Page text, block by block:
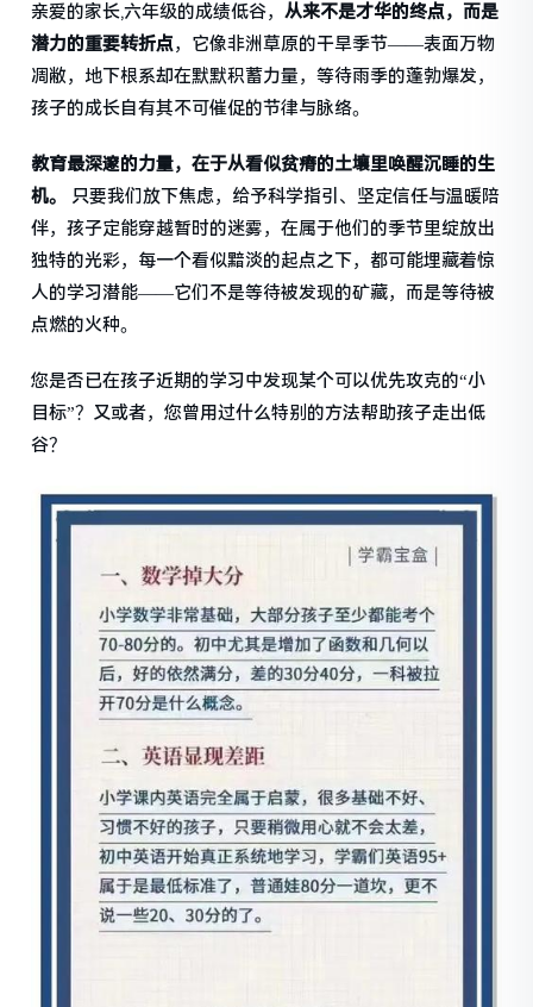
亲爱的家长,六年级的成绩低谷，从来不是才华的终点，而是
潜力的重要转折点，它像非洲草原的干旱季节——表面万物
凋敝，地下根系却在默默积蓄力量，等待雨季的蓬勃爆发，
孩子的成长自有其不可催促的节律与脉络。
教育最深邃的力量，在于从看似贫瘠的土壤里唤醒沉睡的生
机。
只要我们放下焦虑，给予科学指引、坚定信任与温暖陪
伴，孩子定能穿越暂时的迷雾，在属于他们的季节里绽放出
独特的光彩，每一个看似黯淡的起点之下，都可能埋藏着惊
人的学习潜能——它们不是等待被发现的矿藏，而是等待被
点燃的火种。
您是否已在孩子近期的学习中发现某个可以优先攻克的“小
目标”？又或者，您曾用过什么特别的方法帮助孩子走出低
谷？